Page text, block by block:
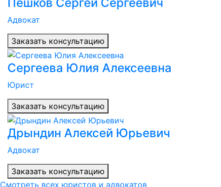
Адвокат
Заказать консультацию
Сергеева Юлия Алексеевна
Юрист
Заказать консультацию
Дрындин Алексей Юрьевич
Адвокат
Заказать консультацию
Смотреть всех юристов и адвокатов